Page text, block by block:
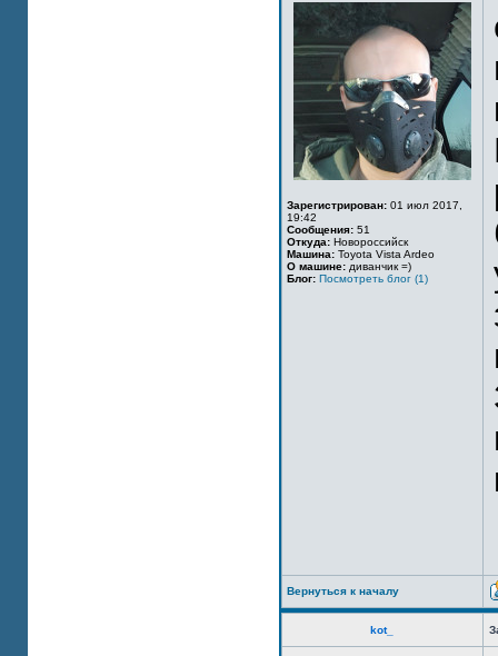
Зарегистрирован: 01 июл 2017,
19:42
Сообщения: 51
Откуда: Новороссийск
Машина: Toyota Vista Ardeo
О машине: диванчик =)
Блог: Посмотреть блог (1)
Вернуться к началу
kot_